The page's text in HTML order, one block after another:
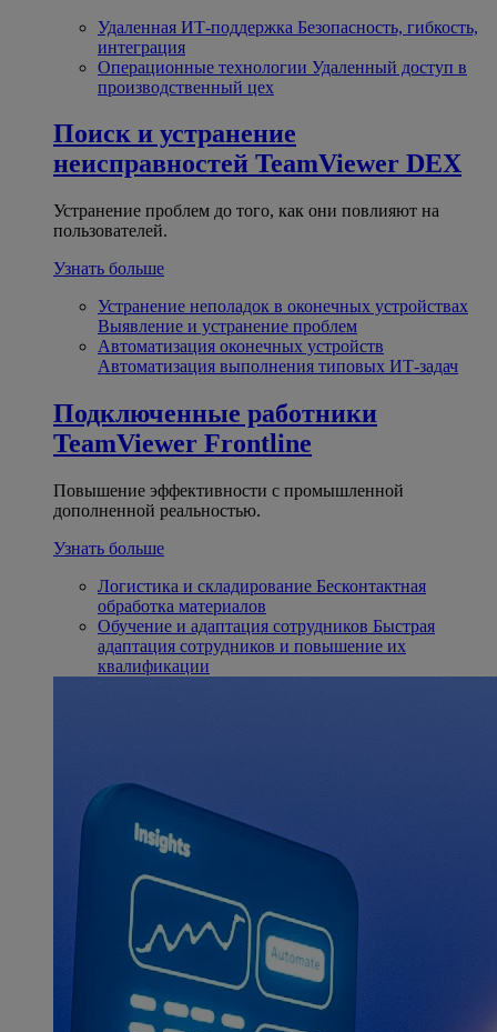
Удаленная ИТ-поддержка Безопасность, гибкость,
интеграция
Операционные технологии Удаленный доступ в
производственный цех
Поиск и устранение
неисправностей TeamViewer DEX
Устранение проблем до того, как они повлияют на
пользователей.
Узнать больше
Устранение неполадок в оконечных устройствах
Выявление и устранение проблем
Автоматизация оконечных устройств
Автоматизация выполнения типовых ИТ-задач
Подключенные работники
TeamViewer Frontline
Повышение эффективности с промышленной
дополненной реальностью.
Узнать больше
Логистика и складирование Бесконтактная
обработка материалов
Обучение и адаптация сотрудников Быстрая
адаптация сотрудников и повышение их
квалификации